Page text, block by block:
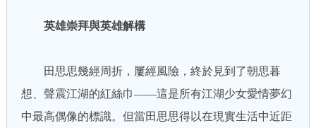
英雄崇拜與英雄解構
田思思幾經周折，屢經風險，終於見到了朝思暮
想、聲震江湖的紅絲巾——這是所有江湖少女愛情夢幻
中最高偶像的標識。但當田思思得以在現實生活中近距